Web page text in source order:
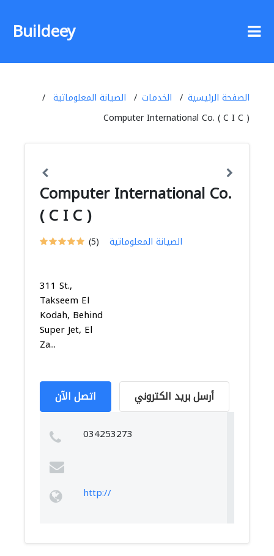
Buildeey
الصفحة الرئيسية الخدمات
الصيانة المعلوماتية
Computer International Co. ( C I C )
Computer International Co.
( C I C )
(5) الصيانة المعلوماتية
311 St.,
Takseem El
Kodah, Behind
Super Jet, El
Za...
اتصل الآن أرسل بريد الكتروني
034253273
http://